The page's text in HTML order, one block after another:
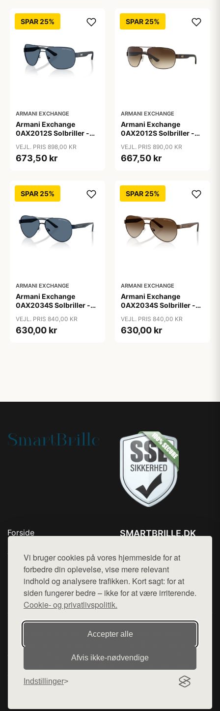
Vi bruger cookies på vores hjemmeside for at
forbedre din oplevelse, vise mere relevant
indhold og analysere trafikken. Kort sagt: for at
siden fungerer bedre – ikke for at være irriterende.
Cookie- og privatlivspolitik.
Accepter alle
Afvis ikke‑nødvendige
Indstillinger
SPAR 25%
ARMANI EXCHANGE
Armani Exchange
0AX2012S Solbriller -
VEJL. PRIS 898,00 KR
673,50 kr
SPAR 25%
ARMANI EXCHANGE
Armani Exchange
0AX2012S Solbriller -
VEJL. PRIS 890,00 KR
667,50 kr
SPAR 25%
ARMANI EXCHANGE
Armani Exchange
0AX2034S Solbriller -
VEJL. PRIS 840,00 KR
630,00 kr
SPAR 25%
ARMANI EXCHANGE
Armani Exchange
0AX2034S Solbriller -
VEJL. PRIS 840,00 KR
630,00 kr
Forside
Top Rabatter
Blog
Kontakt
SMARTBRILLE.DK
Mail: hej@want.dk
Cookie- og privatlivspolitik
Denne side er en del af want.dk, der udgiver en række
hjemmesider med præsentation af forskellige produkter fra
diverse webshops. Der sælges ikke varer fra denne side - vi
henviser til de shops, som sælger varen. Vi har heller ikke
varerne på lager.